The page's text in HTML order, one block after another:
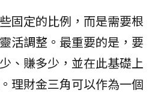
固定的比例，而是需要根
活調整。最重要的是，要
、賺多少，並在此基礎上
理財金三角可以作為一個